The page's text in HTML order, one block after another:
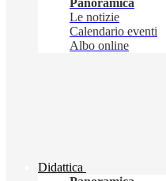
Panoramica
Le notizie
Calendario eventi
Albo online
Didattica